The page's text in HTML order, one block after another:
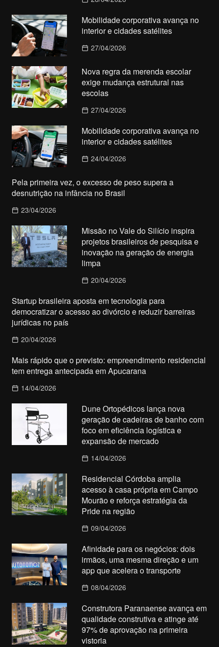
Mobilidade corporativa avança no
interior e cidades satélites
27/04/2026
Nova regra da merenda escolar
exige mudança estrutural nas
escolas
27/04/2026
Mobilidade corporativa avança no
interior e cidades satélites
24/04/2026
Pela primeira vez, o excesso de peso supera a
desnutrição na infância no Brasil
23/04/2026
Missão no Vale do Silício inspira
projetos brasileiros de pesquisa e
inovação na geração de energia
limpa
20/04/2026
Startup brasileira aposta em tecnologia para
democratizar o acesso ao divórcio e reduzir barreiras
jurídicas no país
20/04/2026
Mais rápido que o previsto: empreendimento residencial
tem entrega antecipada em Apucarana
14/04/2026
Dune Ortopédicos lança nova
geração de cadeiras de banho com
foco em eficiência logística e
expansão de mercado
14/04/2026
Residencial Córdoba amplia
acesso à casa própria em Campo
Mourão e reforça estratégia da
Pride na região
09/04/2026
Afinidade para os negócios: dois
irmãos, uma mesma direção e um
app que acelera o transporte
08/04/2026
Construtora Paranaense avança em
qualidade construtiva e atinge até
97% de aprovação na primeira
vistoria